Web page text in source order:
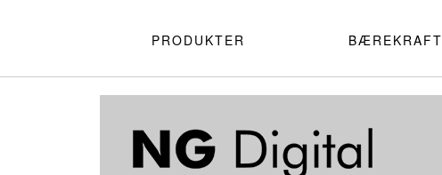
PRODUKTER BÆREKRAFT